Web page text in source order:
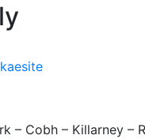
– Cobh – Killarney –